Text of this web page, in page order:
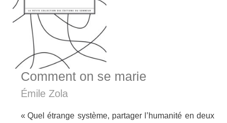
Comment on se marie
Émile Zola
« Quel étrange système, partager l’humanité en deux